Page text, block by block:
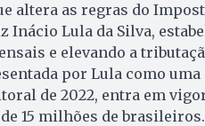
altera as regras do
Inácio Lula da Silva,
e elevando a
por Lula como
de 2022, entra em
15 milhões de brasileiros.